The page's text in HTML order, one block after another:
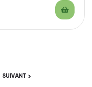
SUIVANT